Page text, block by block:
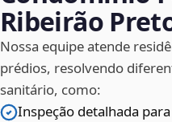
Ribeirão
Nossa equipe atende
prédios, resolvendo
sanitário, como:
Inspeção detalhada